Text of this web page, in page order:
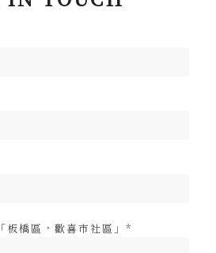
板橋區，歡喜市社區」*